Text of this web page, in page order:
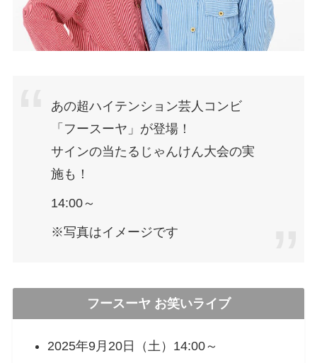
あの超ハイテンション芸人コンビ
「フースーヤ」が登場！
サインの当たるじゃんけん大会の実
施も！
14:00～
※写真はイメージです
フースーヤ お笑いライブ
2025年9月20日（土）14:00～